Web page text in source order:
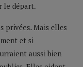
le départ.
privées. Mais elles
et si
aussi bien